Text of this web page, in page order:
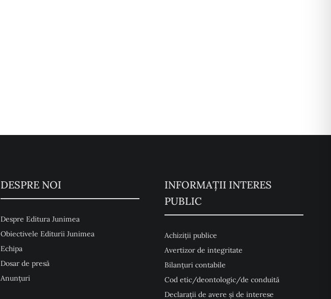
DESPRE NOI
Despre Editura Junimea
Obiectivele Editurii Junimea
Echipa
Dosar de presă
Anunţuri
INFORMAȚII INTERES
PUBLIC
Achiziții publice
Avertizor de integritate
Bilanțuri contabile
Cod etic/deontologic/de conduită
Declarații de avere și de interese